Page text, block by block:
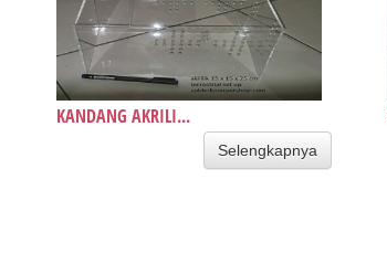
KANDANG AKRILI...
Selengkapnya